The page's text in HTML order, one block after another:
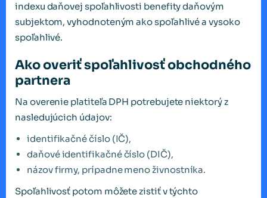
indexu daňovej spoľahlivosti benefity daňovým
subjektom, vyhodnoteným ako spoľahlivé a vysoko
spoľahlivé.
Ako overiť spoľahlivosť obchodného
partnera
Na overenie platiteľa DPH potrebujete niektorý z
nasledujúcich údajov:
identifikačné číslo (IČ),
daňové identifikačné číslo (DIČ),
názov firmy, prípadne meno živnostníka.
Spoľahlivosť potom môžete zistiť v týchto